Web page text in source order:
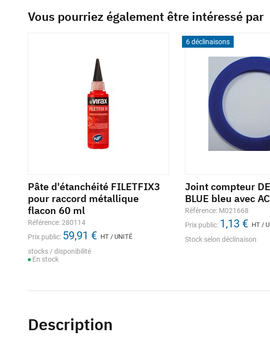
Vous pourriez également être intéressé par
Pâte d'étanchéité FILETFIX3
pour raccord métallique
flacon 60 ml
Référence: 280114
Prix public: 59,91 € HT / UNITÉ
stocks / disponibilité
En stock
6 déclinaisons
Joint compteur
BLUE bleu avec
Référence: M021668
Prix public: 1,13 € HT /
Stock selon déclinaison
Description